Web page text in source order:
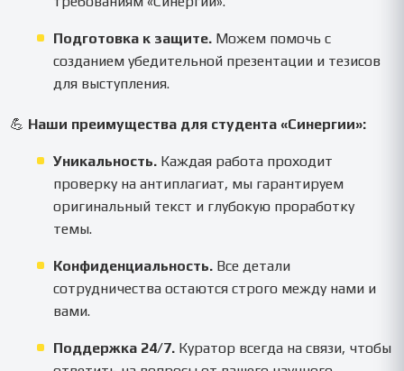
Подготовка к защите. Можем помочь с
созданием убедительной презентации и тезисов
для выступления.
💪 Наши преимущества для студента «Синергии»:
Уникальность. Каждая работа проходит
проверку на антиплагиат, мы гарантируем
оригинальный текст и глубокую проработку
темы.
Конфиденциальность. Все детали
сотрудничества остаются строго между нами и
вами.
Поддержка 24/7. Куратор всегда на связи, чтобы